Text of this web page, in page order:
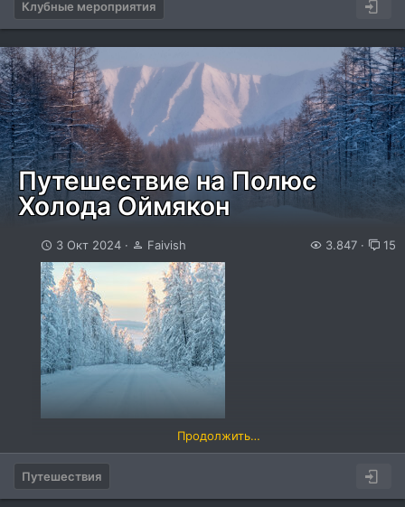
Фотографий огромное количество, доступны на сайте
автопробега...
Клубные мероприятия
Путешествие на Полюс
Холода Оймякон
3 Окт 2024 Faivish 3.847 15
На улице под минус сорок, под замёрзшими ногами
звучно, не стесняясь, скрипит снег, за моей спиной
указатель «Якутск — Магадан» – я на трассе «Колыма»!
Продолжить…
Путешествия